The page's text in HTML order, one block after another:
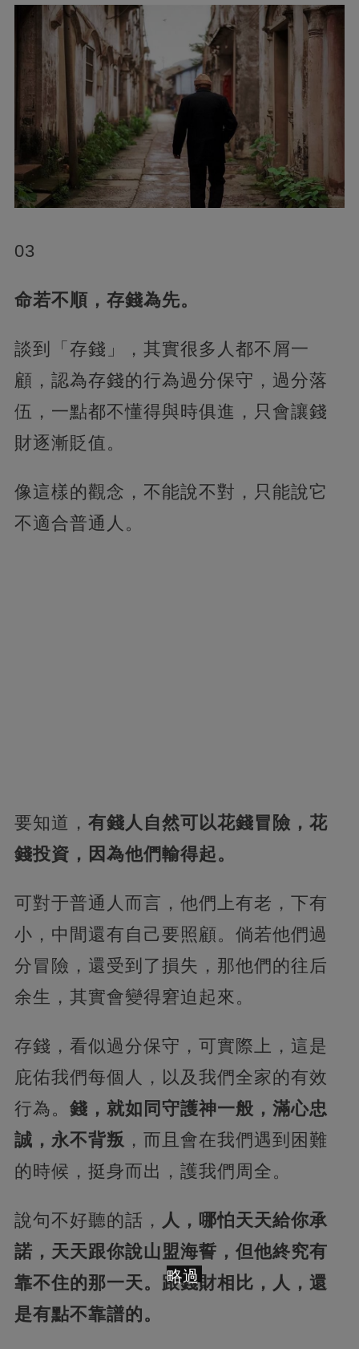
03
命若不順，存錢為先。
談到「存錢」，其實很多人都不屑一
顧，認為存錢的行為過分保守，過分落
伍，一點都不懂得與時俱進，只會讓錢
財逐漸貶值。
像這樣的觀念，不能說不對，只能說它
不適合普通人。
要知道， 有錢人自然可以花錢冒險，花
錢投資，因為他們輸得起。
可對于普通人而言，他們上有老，下有
小，中間還有自己要照顧。倘若他們過
分冒險，還受到了損失，那他們的往后
余生，其實會變得窘迫起來。
存錢，看似過分保守，可實際上，這是
庇佑我們每個人，以及我們全家的有效
行為。 錢，就如同守護神一般，滿心忠
誠，永不背叛 ，而且會在我們遇到困難
的時候，挺身而出，護我們周全。
說句不好聽的話， 人，哪怕天天給你承
諾，天天跟你說山盟海誓，但他終究有
靠不住的那一天。跟錢財相比，人，還
是有點不靠譜的。
略過